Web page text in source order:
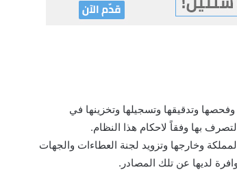
وتدقيقها وتسجيلها وتخزينها في
بها وفقاً لاحكام هذا النظام.
وخارجها وتزويد لجنة العطاءات والجهات
لديها عن تلك المصادر.